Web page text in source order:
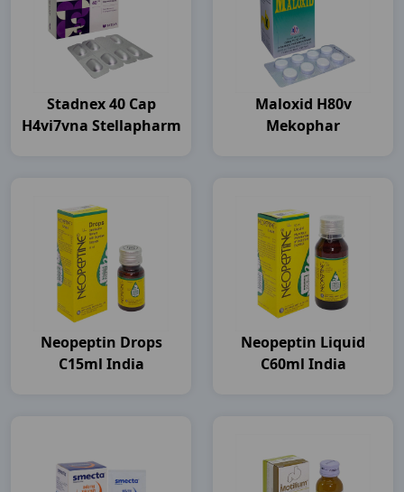
Stadnex 40 Cap
H4vi7vna Stellapharm
Maloxid H80v
Mekophar
Neopeptin Drops
C15ml India
Neopeptin Liquid
C60ml India